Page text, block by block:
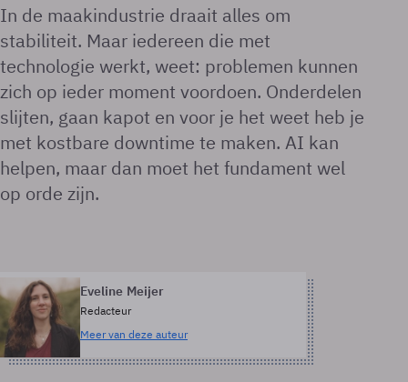
In de maakindustrie draait alles om
stabiliteit. Maar iedereen die met
technologie werkt, weet: problemen kunnen
zich op ieder moment voordoen. Onderdelen
slijten, gaan kapot en voor je het weet heb je
met kostbare downtime te maken. AI kan
helpen, maar dan moet het fundament wel
op orde zijn.
Eveline Meijer
Redacteur
Meer van deze auteur